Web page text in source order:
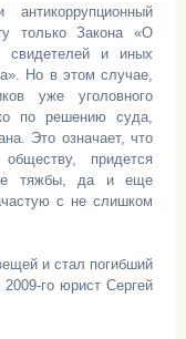
только Закона «О
свидетелей и иных
Но в этом случае,
уже уголовного
по решению суда,
Это означает, что
придется
тяжбы, да и еще
с не слишком
и стал погибший
го юрист Сергей